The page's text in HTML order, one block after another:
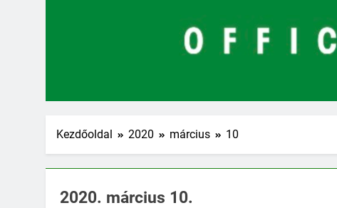
Kezdőoldal 2020 március 10
2020. március 10.